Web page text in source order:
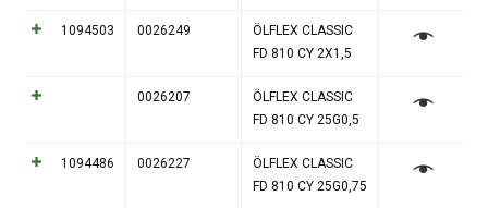
1094503 0026249
ÖLFLEX CLASSIC
FD 810 CY 2X1,5
0026207
ÖLFLEX CLASSIC
FD 810 CY 25G0,5
1094486 0026227
ÖLFLEX CLASSIC
FD 810 CY 25G0,75